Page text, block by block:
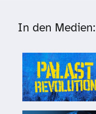
In den Medien: